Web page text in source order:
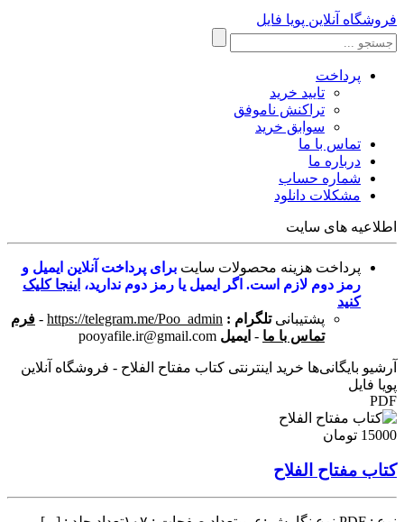
فروشگاه آنلاین پویا فایل
پرداخت
تایید خرید
تراکنش ناموفق
سوابق خرید
تماس با ما
درباره ما
شماره حساب
مشکلات دانلود
اطلاعیه های سایت
پرداخت هزینه محصولات سایت برای پرداخت آنلاین ایمیل و
رمز دوم لازم است. اگر ایمیل یا رمز دوم ندارید، اینجا کلیک
کنید
پشتیبانی تلگرام : https://telegram.me/Poo_admin
- فرم
تماس با ما - ایمیل pooyafile.ir@gmail.com
آرشیو بایگانی‌ها خرید اینترنتی کتاب مفتاح الفلاح - فروشگاه آنلاین
پویا فایل
PDF
15000 تومان
کتاب مفتاح الفلاح